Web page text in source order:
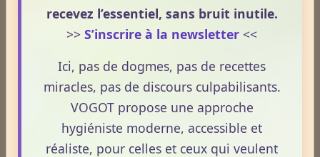
Comprendre, apaiser et alléger la charge
métabolique.
La prise de poids n’est pas un manque de volonté.
Ce n’est pas un défaut. Ce n’est pas une faiblesse.
C’est un signal : le terrain n’a plus la marge pour
gérer la charge alimentaire, nerveuse et métabolique.
Achat Guide 9,90€
recevez l’essentiel, sans bruit inutile.
>> S’inscrire à la newsletter <<
Ici, pas de dogmes, pas de recettes
miracles, pas de discours culpabilisants.
VOGOT propose une approche
hygiéniste moderne, accessible et
réaliste, pour celles et ceux qui veulent